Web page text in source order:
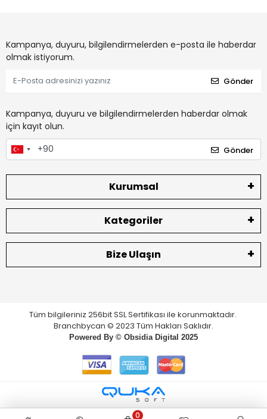
Kampanya, duyuru, bilgilendirmelerden e-posta ile haberdar
olmak istiyorum.
Gönder
Kampanya, duyuru ve bilgilendirmelerden haberdar olmak
için kayıt olun.
Gönder
Kurumsal
Kategoriler
Bize Ulaşın
Tüm bilgileriniz 256bit SSL Sertifikası ile korunmaktadır.
Branchbycan © 2023 Tüm Hakları Saklıdır.
Powered By © Obsidia Digital 2025
0